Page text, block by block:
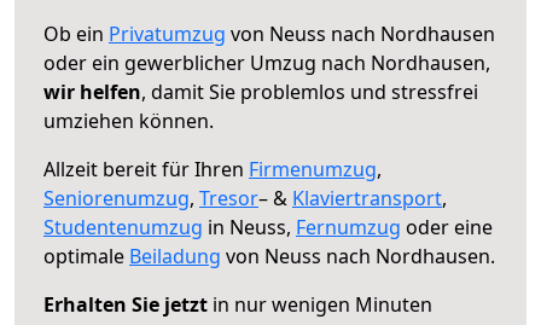
Ob ein Privatumzug von Neuss nach Nordhausen
oder ein gewerblicher Umzug nach Nordhausen,
wir helfen, damit Sie problemlos und stressfrei
umziehen können.
Allzeit bereit für Ihren Firmenumzug,
Seniorenumzug, Tresor– & Klaviertransport,
Studentenumzug in Neuss, Fernumzug oder eine
optimale Beiladung von Neuss nach Nordhausen.
Erhalten Sie jetzt in nur wenigen Minuten